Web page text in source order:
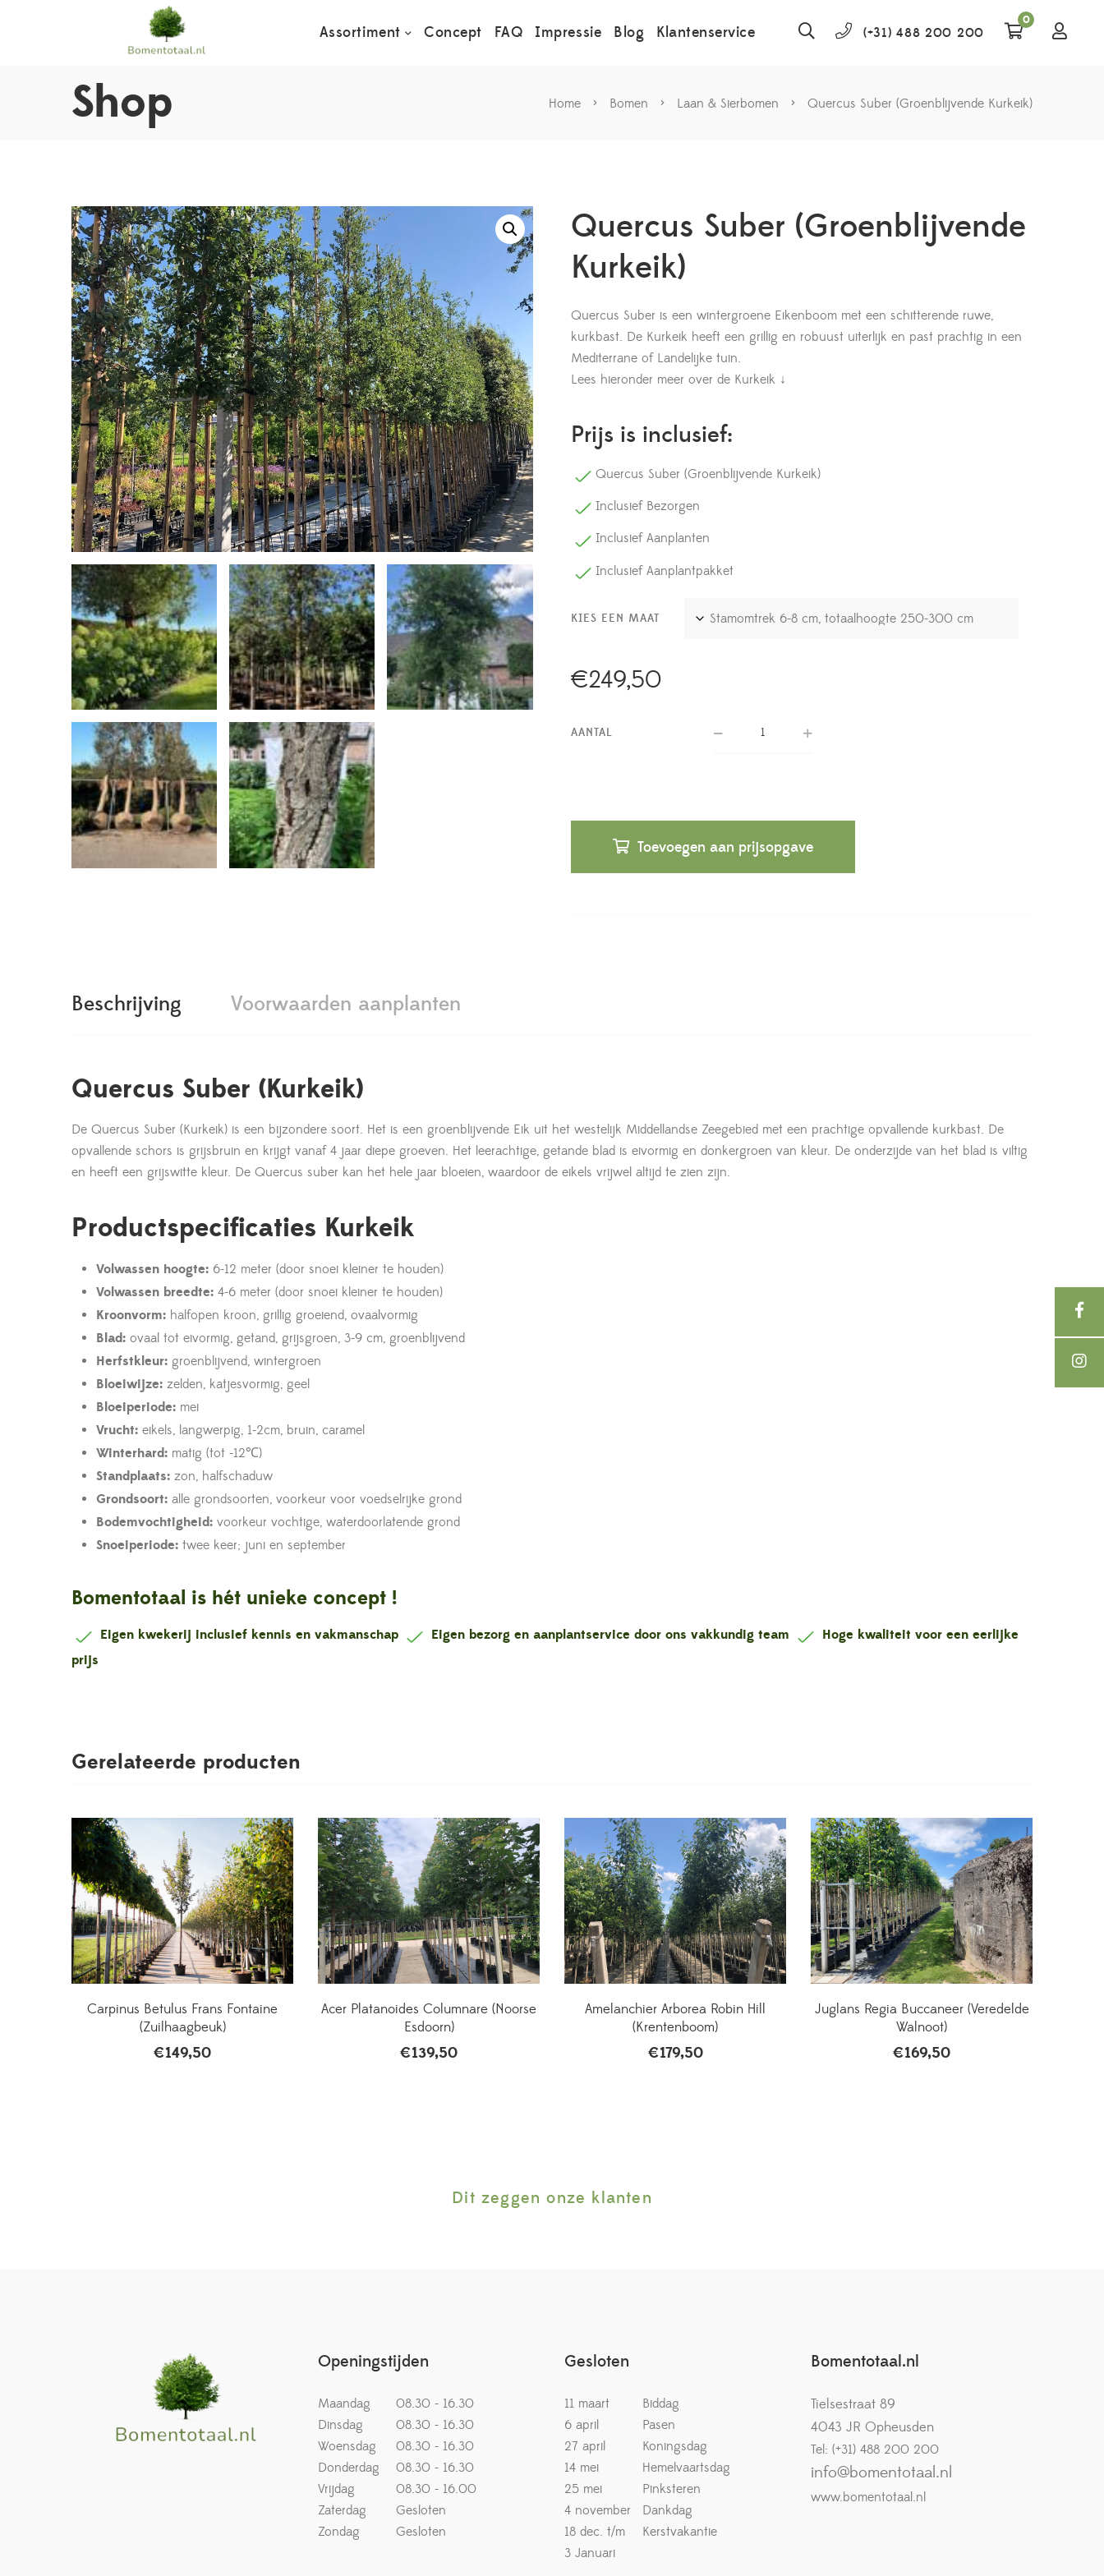
Assortiment Concept FAQ Impressie Blog Klantenservice (+31) 488 200 200
0
Shop Home > Bomen > Laan & Sierbomen > Quercus Suber (Groenblijvende Kurkeik)
Quercus Suber (Groenblijvende
Kurkeik)
Quercus Suber is een wintergroene Eikenboom met een schitterende ruwe,
kurkbast. De Kurkeik heeft een grillig en robuust uiterlijk en past prachtig in een
Mediterrane of Landelijke tuin.
Lees hieronder meer over de Kurkeik ↓
Prijs is inclusief:
Quercus Suber (Groenblijvende Kurkeik)
Inclusief Bezorgen
Inclusief Aanplanten
Inclusief Aanplantpakket
KIES EEN MAAT
€249,50
AANTAL
Toevoegen aan prijsopgave
Beschrijving Voorwaarden aanplanten
Quercus Suber (Kurkeik)
De Quercus Suber (Kurkeik) is een bijzondere soort. Het is een groenblijvende Eik uit het westelijk Middellandse Zeegebied met een prachtige opvallende kurkbast. De
opvallende schors is grijsbruin en krijgt vanaf 4 jaar diepe groeven. Het leerachtige, getande blad is eivormig en donkergroen van kleur. De onderzijde van het blad is viltig
en heeft een grijswitte kleur. De Quercus suber kan het hele jaar bloeien, waardoor de eikels vrijwel altijd te zien zijn.
Productspecificaties Kurkeik
Volwassen hoogte: 6-12 meter (door snoei kleiner te houden)
Volwassen breedte: 4-6 meter (door snoei kleiner te houden)
Kroonvorm: halfopen kroon, grillig groeiend, ovaalvormig
Blad: ovaal tot eivormig, getand, grijsgroen, 3-9 cm, groenblijvend
Herfstkleur: groenblijvend, wintergroen
Bloeiwijze: zelden, katjesvormig, geel
Bloeiperiode: mei
Vrucht: eikels, langwerpig, 1-2cm, bruin, caramel
Winterhard: matig (tot -12℃)
Standplaats: zon, halfschaduw
Grondsoort: alle grondsoorten, voorkeur voor voedselrijke grond
Bodemvochtigheid: voorkeur vochtige, waterdoorlatende grond
Snoeiperiode: twee keer; juni en september
Bomentotaal is hét unieke concept !
Eigen kwekerij inclusief kennis en vakmanschap Eigen bezorg en aanplantservice door ons vakkundig team
Hoge kwaliteit voor een eerlijke
prijs
Gerelateerde producten
Carpinus Betulus Frans Fontaine
(Zuilhaagbeuk)
€149,50
Acer Platanoides Columnare (Noorse
Esdoorn)
€139,50
Amelanchier Arborea Robin Hill
(Krentenboom)
€179,50
Juglans Regia Buccaneer (Veredelde
Walnoot)
€169,50
Dit zeggen onze klanten
Openingstijden
Maandag
08.30 - 16.30
Dinsdag
08.30 - 16.30
Woensdag
08.30 - 16.30
Donderdag
08.30 - 16.30
Vrijdag
08.30 - 16.00
Zaterdag
Gesloten
Zondag
Gesloten
Gesloten
11 maart
Biddag
6 april
Pasen
27 april
Koningsdag
14 mei
Hemelvaartsdag
25 mei
Pinksteren
4 november
Dankdag
18 dec. t/m
Kerstvakantie
3 Januari
Bomentotaal.nl
Tielsestraat 89
4043 JR Opheusden
Tel: (+31) 488 200 200
info@bomentotaal.nl
www.bomentotaal.nl